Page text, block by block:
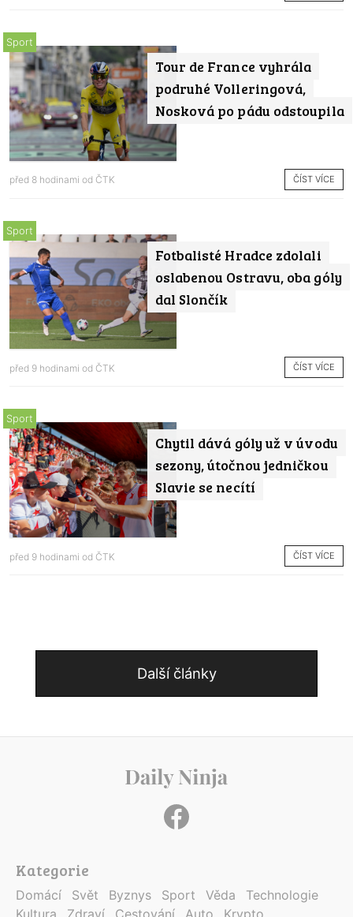
Tour de France vyhrála
podruhé Volleringová,
Nosková po pádu odstoupila
Sport
před 8 hodinami od ČTK ČÍST VÍCE
Fotbalisté Hradce zdolali
oslabenou Ostravu, oba góly
dal Slončík
Sport
před 9 hodinami od ČTK ČÍST VÍCE
Chytil dává góly už v úvodu
sezony, útočnou jedničkou
Slavie se necítí
Sport
před 9 hodinami od ČTK ČÍST VÍCE
Další články
Kategorie
Domácí Svět Byznys Sport Věda
Technologie